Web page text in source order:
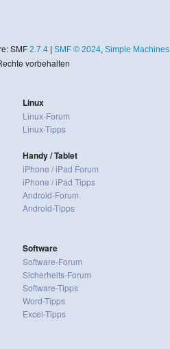
SMF 2.7.4| SMF © 2024, Simple Machines
vorbehalten
Linux
Linux-Forum
Linux-Tipps
Handy / Tablet
iPhone / iPad Forum
iPhone / iPad Tipps
Android-Forum
Android-Tipps
Software
Software-Forum
Sicherheits-Forum
Software-Tipps
Word-Tipps
Excel-Tipps